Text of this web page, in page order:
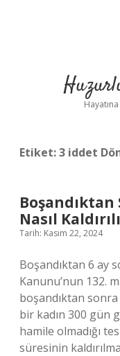
Etiket:3 iddet
Nasıl
Tarih: Kasım 22, 2024
Boşandıktan 6 ay
Kanunu’nun 132.
boşandıktan
bir kadın 300 gün
hamile olmadığı
süresinin